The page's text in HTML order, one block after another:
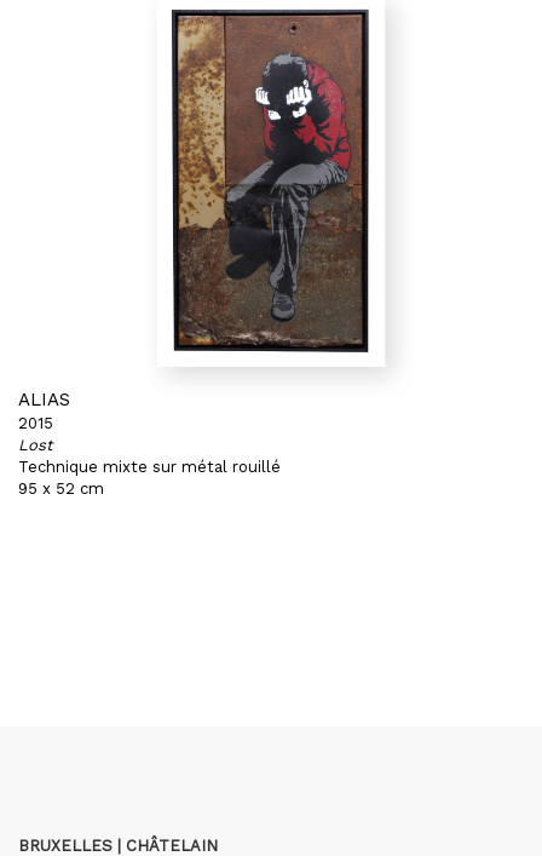
ALIAS
2015
Lost
Technique mixte sur métal rouillé
95 x 52 cm
BRUXELLES | CHÂTELAIN